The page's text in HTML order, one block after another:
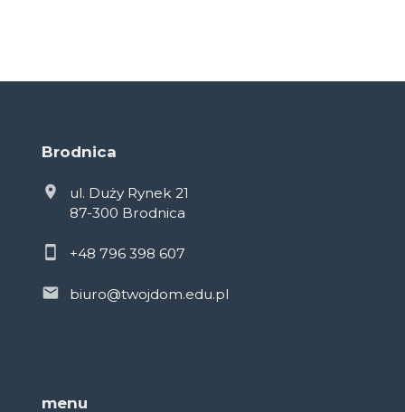
Brodnica
ul. Duży Rynek 21
87-300 Brodnica
+48 796 398 607
biuro@twojdom.edu.pl
menu